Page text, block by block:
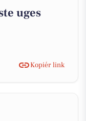
uges
Kopiér link